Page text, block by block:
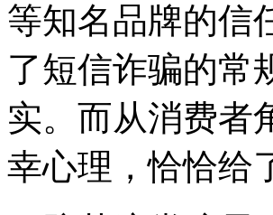
等知名品牌的信
了短信诈骗的常
实。而从消费者
幸心理，恰恰给